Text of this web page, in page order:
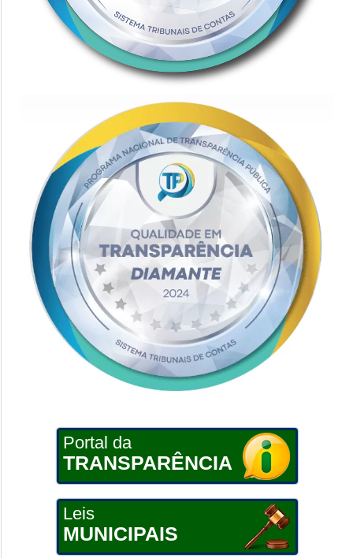
Portal da
TRANSPARÊNCIA
Leis
MUNICIPAIS